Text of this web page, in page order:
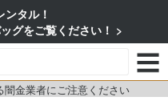
タル！
グをご覧ください！
闇金業者にご注意ください